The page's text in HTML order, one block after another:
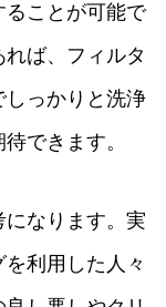
ることが可能で
ば、フィルタ
しっかりと洗浄
できます。
になります。実
利用した人々